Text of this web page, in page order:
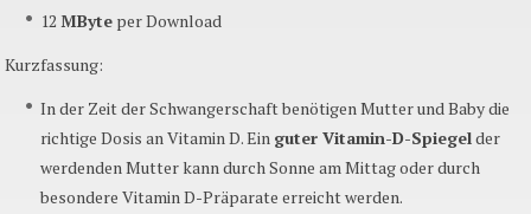
12 MByte per Download
Kurzfassung:
In der Zeit der Schwangerschaft benötigen Mutter und Baby die
richtige Dosis an Vitamin D. Ein guter Vitamin-D-Spiegelder
werdenden Mutter kann durch Sonne am Mittag oder durch
besondere Vitamin D-Präparate erreicht werden.